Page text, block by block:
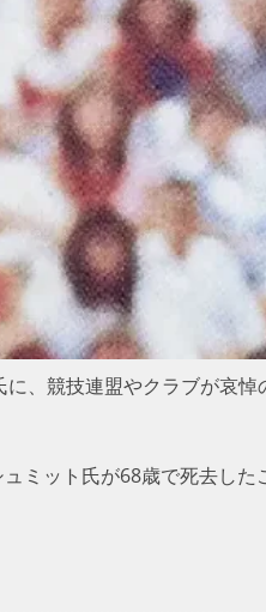
、競技連盟やクラブが哀悼
ュミット氏が68歳で死去した